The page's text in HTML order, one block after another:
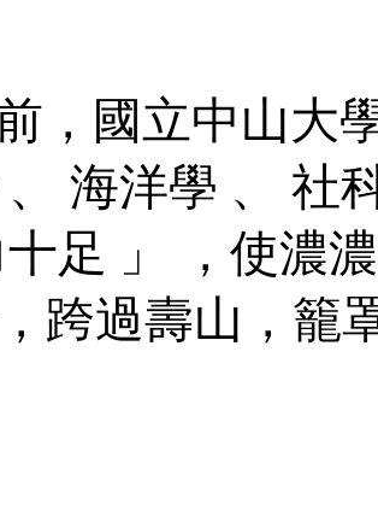
， 國立中山大
、 海洋學 、
社
足 」 ， 使濃
， 跨過壽山 ， 籠